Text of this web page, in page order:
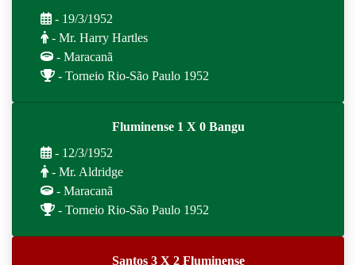
- 19/3/1952
- Mr. Harry Hartles
- Maracanã
- Torneio Rio-São Paulo 1952
Fluminense 1 X 0 Bangu
- 12/3/1952
- Mr. Aldridge
- Maracanã
- Torneio Rio-São Paulo 1952
Santos 3 X 2 Fluminense